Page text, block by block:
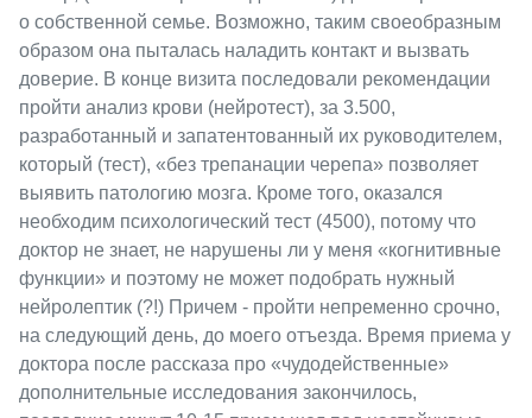
о собственной семье. Возможно, таким своеобразным
образом она пыталась наладить контакт и вызвать
доверие. В конце визита последовали рекомендации
пройти анализ крови (нейротест), за 3.500,
разработанный и запатентованный их руководителем,
который (тест), «без трепанации черепа» позволяет
выявить патологию мозга. Кроме того, оказался
необходим психологический тест (4500), потому что
доктор не знает, не нарушены ли у меня «когнитивные
функции» и поэтому не может подобрать нужный
нейролептик (?!) Причем - пройти непременно срочно,
на следующий день, до моего отъезда. Время приема у
доктора после рассказа про «чудодейственные»
дополнительные исследования закончилось,